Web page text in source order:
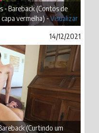
- Bareback (Contos de
capa vermelha) -Visualizar
14/12/2021
(Curtindo um